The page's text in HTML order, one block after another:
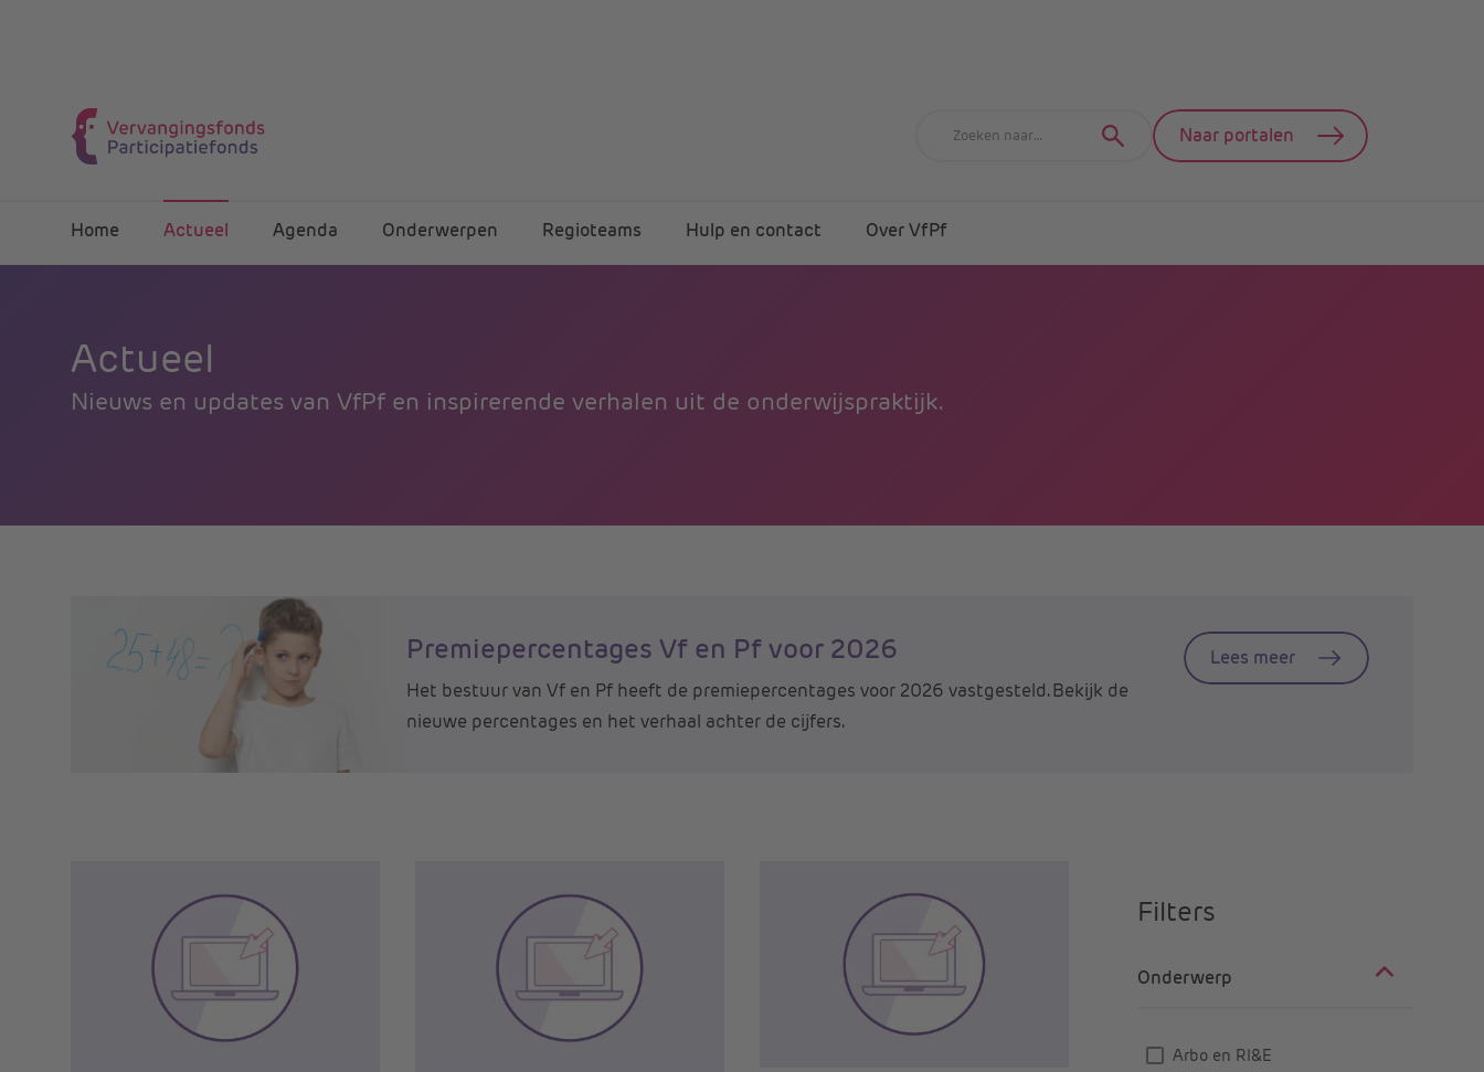
Home Actueel Agenda Onderwerpen Regioteams Hulp en contact Over VfPf
Naar portalen
Actueel
Nieuws en updates van VfPf en inspirerende verhalen uit de onderwijspraktijk.
Premiepercentages Vf en Pf voor 2026
Het bestuur van Vf en Pf heeft de premiepercentages voor 2026 vastgesteld. Bekijk de
nieuwe percentages en het verhaal achter de cijfers.
Lees meer
Filters
Onderwerp
Arbo en RI&E